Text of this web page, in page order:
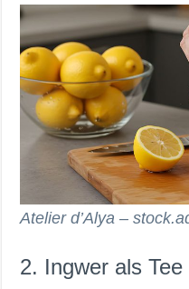
Atelier d’Alya –
2. Ingwer als